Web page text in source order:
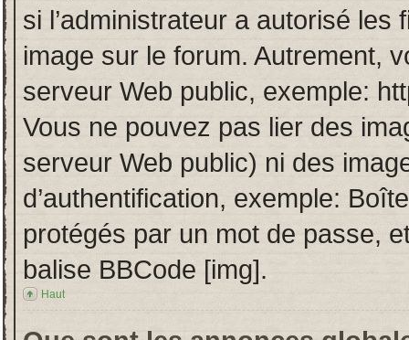
si l’administrateur a autorisé
image sur le forum. Autrement,
serveur Web public, exemple:
Vous ne pouvez pas lier des
serveur Web public) ni des
d’authentification, exemple:
protégés par un mot de passe,
balise BBCode [img].
Haut